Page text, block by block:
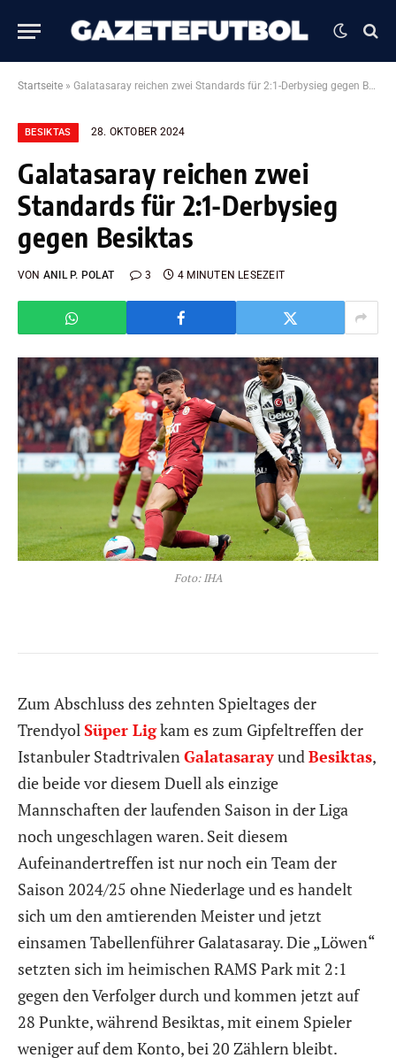
Startseite » Galatasaray reichen zwei Standards für 2:1-Derbysieg gegen Besiktas
BESIKTAS 28. OKTOBER 2024
Galatasaray reichen zwei
Standards für 2:1-Derbysieg
gegen Besiktas
VON ANIL P. POLAT 3 4 MINUTEN LESEZEIT
Foto: IHA
Zum Abschluss des zehnten Spieltages der
Trendyol Süper Ligkam es zum Gipfeltreffen der
Istanbuler Stadtrivalen Galatasarayund Besiktas,
die beide vor diesem Duell als einzige
Mannschaften der laufenden Saison in der Liga
noch ungeschlagen waren. Seit diesem
Aufeinandertreffen ist nur noch ein Team der
Saison 2024/25 ohne Niederlage und es handelt
sich um den amtierenden Meister und jetzt
einsamen Tabellenführer Galatasaray. Die „Löwen“
setzten sich im heimischen RAMS Park mit 2:1
gegen den Verfolger durch und kommen jetzt auf
28 Punkte, während Besiktas, mit einem Spieler
weniger auf dem Konto, bei 20 Zählern bleibt.